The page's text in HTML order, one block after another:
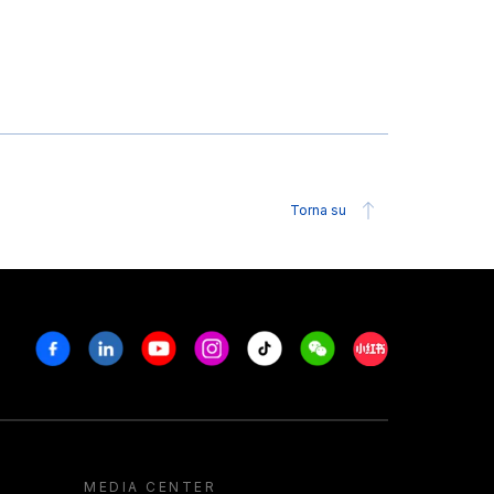
Torna su
FacebookLinkedinYoutubeInstagram
Tiktok WeechatXiaohongshu/
MEDIA CENTER